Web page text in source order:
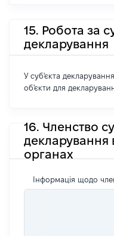
15. Робота за
декларування
У суб'єкта декларування
об'єкти для
16. Членство
декларування
органах
Інформація щодо